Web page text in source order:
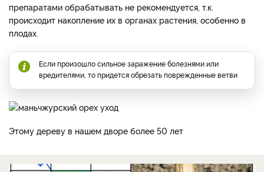
препаратами обрабатывать не рекомендуется, т.к.
происходит накопление их в органах растения, особенно в
плодах.
Если произошло сильное заражение болезнями или
вредителями, то придется обрезать поврежденные ветви
Этому дереву в нашем дворе более 50 лет